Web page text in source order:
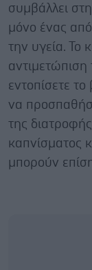
συμβάλλει
μόνο ένας
την υγεία. Το
αντιμετώπιση
εντοπίσετε το
να
της
καπνίσματος
μπορούν